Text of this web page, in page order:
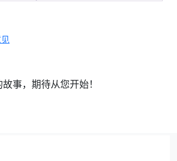
事，期待从您开始！